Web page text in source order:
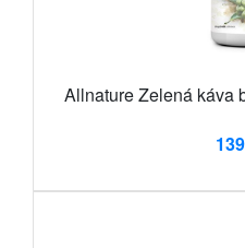
Allnature Zelená káva